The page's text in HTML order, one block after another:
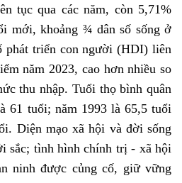
tục qua các năm, còn 5,71%
mới, khoảng ¾ dân số sống ở
phát triển con người (HDI) liên
năm 2023, cao hơn nhiều so
thu nhập. Tuổi thọ bình quân
61 tuổi; năm 1993 là 65,5 tuổi
Diện mạo xã hội và đời sống
sắc; tình hình chính trị - xã hội
ninh được củng cố, giữ vững